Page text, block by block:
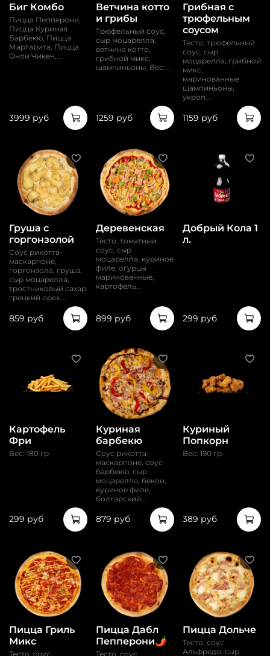
Биг Комбо
Пицца Пепперони,
Пицца Куриная
Барбекю, Пицца
Маргарита, Пицца
Онли Чикен,...
3999 руб
Ветчина котто
и грибы
Трюфельный соус,
сыр моцарелла,
ветчина котто,
грибной микс,
шампиньоны. Вес:...
1259 руб
Грибная с
трюфельным
соусом
Тесто, трюфельный
соус, сыр
моцарелла, грибной
микс,
маринованные
шампиньоны,
укроп....
1159 руб
Груша c
горгонзолой
Соус рикотта-
маскарпоне,
горгонзола, груша,
сыр моцарелла,
тростниковый сахар
грецкий орех....
859 руб
Деревенская
Тесто, томатный
соус, сыр
моцарелла, куриное
филе, огурцы
маринованные,
картофель...
899 руб
Добрый Кола 1
л.
299 руб
Картофель
Фри
Вес: 180 гр
299 руб
Куриная
барбекю
Соус рикотта-
маскарпоне, соус
барбекю, сыр
моцарелла, бекон,
куриное филе,
болгарский...
879 руб
Куриный
Попкорн
Вес: 190 гр
389 руб
Пицца Гриль
Микс
Тесто, соус
Пицца Дабл
Пепперони🌶️
Тесто, соус
Пицца Дольче
Тесто, соус
Альфредо, сыр